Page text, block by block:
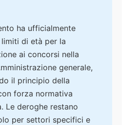
ha ufficialmente
di età per la
ai concorsi nella
generale,
il principio della
forza normativa
Le deroghe restano
per settori specifici e